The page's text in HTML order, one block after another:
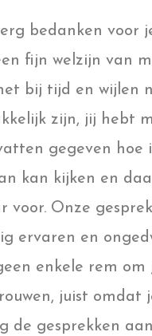
erg bedanken voor
fijn welzijn van
bij tijd en wijlen
zijn, jij hebt
gegeven hoe
kan kijken en
voor. Onze
ervaren en
enkele rem om
juist omdat
de gesprekken